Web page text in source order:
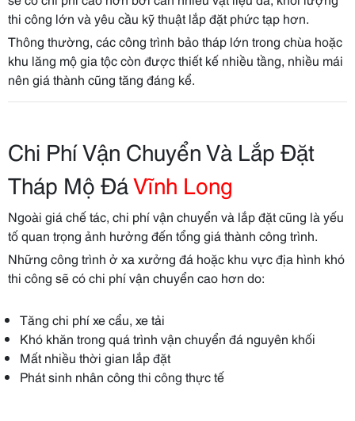
thi công lớn và yêu cầu kỹ thuật lắp đặt phức tạp hơn.
Thông thường, các công trình bảo tháp lớn trong chùa hoặc
khu lăng mộ gia tộc còn được thiết kế nhiều tầng, nhiều mái
nên giá thành cũng tăng đáng kể.
Chi Phí Vận Chuyển Và Lắp Đặt
Tháp Mộ ĐáVĩnh Long
Ngoài giá chế tác, chi phí vận chuyển và lắp đặt cũng là yếu
tố quan trọng ảnh hưởng đến tổng giá thành công trình.
Những công trình ở xa xưởng đá hoặc khu vực địa hình khó
thi công sẽ có chi phí vận chuyển cao hơn do:
Tăng chi phí xe cẩu, xe tải
Khó khăn trong quá trình vận chuyển đá nguyên khối
Mất nhiều thời gian lắp đặt
Phát sinh nhân công thi công thực tế